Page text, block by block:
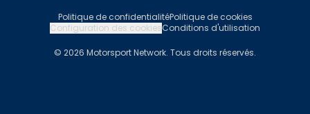
Politique de confidentialitéPolitique de cookies
Configuration des cookiesConditions d'utilisation
© 2026 Motorsport Network. Tous droits réservés.